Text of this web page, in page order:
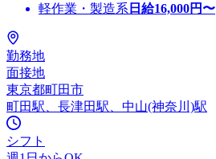
軽作業・製造系 日給16,000円〜
勤務地
面接地
東京都町田市
町田駅、長津田駅、中山(神奈川)駅
シフト